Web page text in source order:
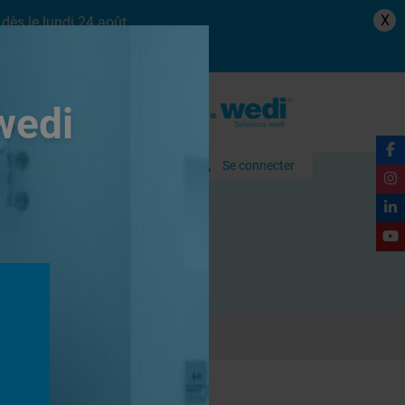
le lundi 24 août. X
Se connecter